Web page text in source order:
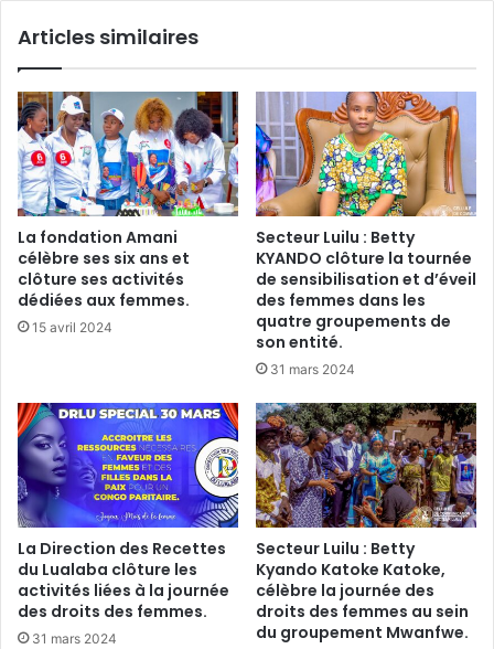
été
Articles similaires
La fondation Amani
célèbre ses six ans et
clôture ses activités
dédiées aux femmes.
15 avril 2024
Secteur Luilu : Betty
KYANDO clôture la tournée
de sensibilisation et d’éveil
des femmes dans les
quatre groupements de
son entité.
31 mars 2024
La Direction des Recettes
du Lualaba clôture les
activités liées à la journée
des droits des femmes.
31 mars 2024
Secteur Luilu : Betty
Kyando Katoke Katoke,
célèbre la journée des
droits des femmes au sein
du groupement Mwanfwe.